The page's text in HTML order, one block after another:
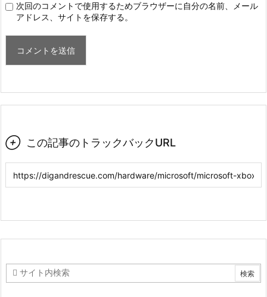
次回のコメントで使用するためブラウザーに自分の名前、メール
アドレス、サイトを保存する。
 この記事のトラックバックURL